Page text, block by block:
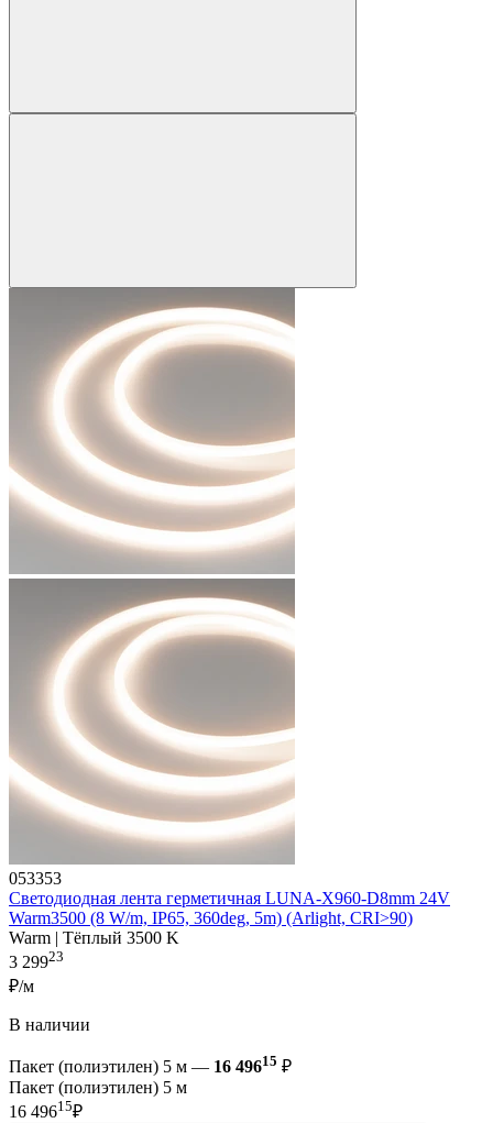
053353
Светодиодная лента герметичная LUNA-X960-D8mm 24V
Warm3500 (8 W/m, IP65, 360deg, 5m) (Arlight, CRI>90)
Warm | Тёплый 3500 K
3 29923
₽/м
В наличии
Пакет (полиэтилен) 5 м — 16 49615 ₽
Пакет (полиэтилен) 5 м
16 49615₽